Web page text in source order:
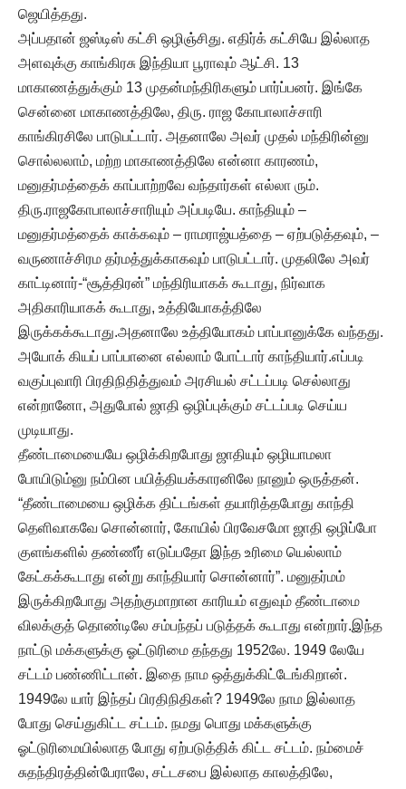
ஜெயித்தது.
அப்பதான் ஜஸ்டிஸ் கட்சி ஒழிஞ்சிது. எதிர்க் கட்சியே இல்லாத
அளவுக்கு காங்கிரசு இந்தியா பூராவும் ஆட்சி. 13
மாகாணத்துக்கும் 13 முதன்மந்திரிகளும் பார்ப்பனர். இங்கே
சென்னை மாகாணத்திலே, திரு. ராஜ கோபாலாச்சாரி
காங்கிரசிலே பாடுபட்டார். அதனாலே அவர் முதல் மந்திரின்னு
சொல்லலாம், மற்ற மாகாணத்திலே என்னா காரணம்,
மனுதர்மத்தைக் காப்பாற்றவே வந்தார்கள் எல்லா ரும்.
திரு.ராஜகோபாலாச்சாரியும் அப்படியே. காந்தியும் –
மனுதர்மத்தைக் காக்கவும் – ராமராஜ்யத்தை – ஏற்படுத்தவும், –
வருணாச்சிரம தர்மத்துக்காகவும் பாடுபட்டார். முதலிலே அவர்
காட்டினார்-“சூத்திரன்” மந்திரியாகக் கூடாது, நிர்வாக
அதிகாரியாகக் கூடாது, உத்தியோகத்திலே
இருக்கக்கூடாது.அதனாலே உத்தியோகம் பாப்பானுக்கே வந்தது.
அயோக் கியப் பாப்பானை எல்லாம் போட்டார் காந்தியார்.எப்படி
வகுப்புவாரி பிரதிநிதித்துவம் அரசியல் சட்டப்படி செல்லாது
என்றானோ, அதுபோல் ஜாதி ஒழிப்புக்கும் சட்டப்படி செய்ய
முடியாது.
தீண்டாமையையே ஒழிக்கிறபோது ஜாதியும் ஒழியாமலா
போயிடும்னு நம்பின பயித்தியக்காரனிலே நானும் ஒருத்தன்.
“தீண்டாமையை ஒழிக்க திட்டங்கள் தயாரித்தபோது காந்தி
தெளிவாகவே சொன்னார், கோயில் பிரவேசமோ ஜாதி ஒழிப்போ
குளங்களில் தண்ணீர் எடுப்பதோ இந்த உரிமை யெல்லாம்
கேட்கக்கூடாது என்று காந்தியார் சொன்னார்”. மனுதர்மம்
இருக்கிறபோது அதற்குமாறான காரியம் எதுவும் தீண்டாமை
விலக்குத் தொண்டிலே சம்பந்தப் படுத்தக் கூடாது என்றார்.இந்த
நாட்டு மக்களுக்கு ஓட்டுரிமை தந்தது 1952லே. 1949 லேயே
சட்டம் பண்ணிட்டான். இதை நாம ஒத்துக்கிட்டேங்கிறான்.
1949லே யார் இந்தப் பிரதிநிதிகள்? 1949லே நாம இல்லாத
போது செய்துகிட்ட சட்டம். நமது பொது மக்களுக்கு
ஓட்டுரிமையில்லாத போது ஏற்படுத்திக் கிட்ட சட்டம். நம்மைச்
சுதந்திரத்தின்பேராலே, சட்டசபை இல்லாத காலத்திலே,